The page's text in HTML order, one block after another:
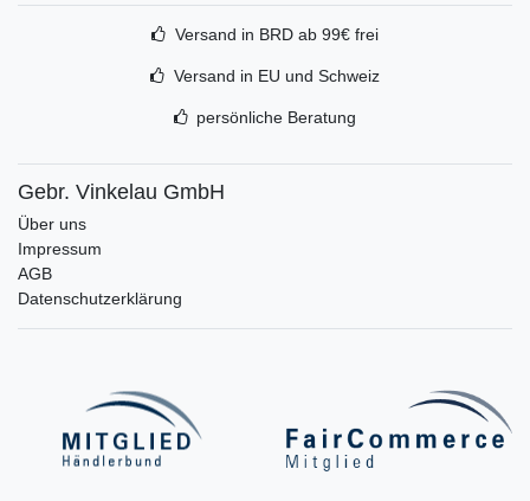
Versand in BRD ab 99€ frei
Versand in EU und Schweiz
persönliche Beratung
Gebr. Vinkelau GmbH
Über uns
Impressum
AGB
Datenschutzerklärung